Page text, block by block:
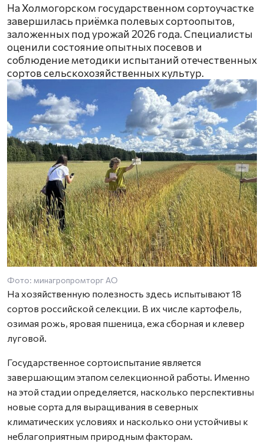
На Холмогорском государственном сортоучастке
завершилась приёмка полевых сортоопытов,
заложенных под урожай 2026 года. Специалисты
оценили состояние опытных посевов и
соблюдение методики испытаний отечественных
сортов сельскохозяйственных культур.
Фото: минагропромторг АО
На хозяйственную полезность здесь испытывают 18
сортов российской селекции. В их числе картофель,
озимая рожь, яровая пшеница, ежа сборная и клевер
луговой.
Государственное сортоиспытание является
завершающим этапом селекционной работы. Именно
на этой стадии определяется, насколько перспективны
новые сорта для выращивания в северных
климатических условиях и насколько они устойчивы к
неблагоприятным природным факторам.